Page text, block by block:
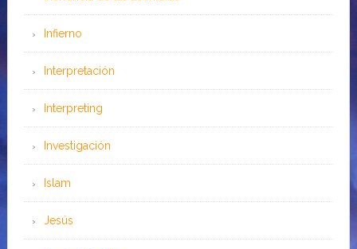
Infierno
Interpretación
Interpreting
Investigación
Islam
Jesús